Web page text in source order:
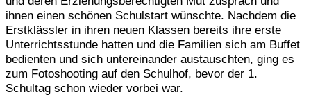
ihnen einen schönen Schulstart wünschte. Nachdem die
Erstklässler in ihren neuen Klassen bereits ihre erste
Unterrichtsstunde hatten und die Familien sich am Buffet
bedienten und sich untereinander austauschten, ging es
zum Fotoshooting auf den Schulhof, bevor der 1.
Schultag schon wieder vorbei war.